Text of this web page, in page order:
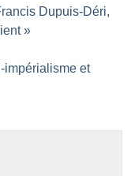
Dupuis-Déri,
»
impérialisme et